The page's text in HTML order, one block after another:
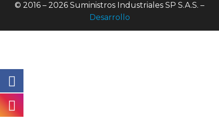
© 2016 – 2026 Suministros Industriales SP S.A.S. –
Desarrollo